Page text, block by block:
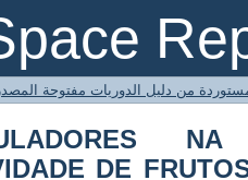
NA
CULTIVAR
DE